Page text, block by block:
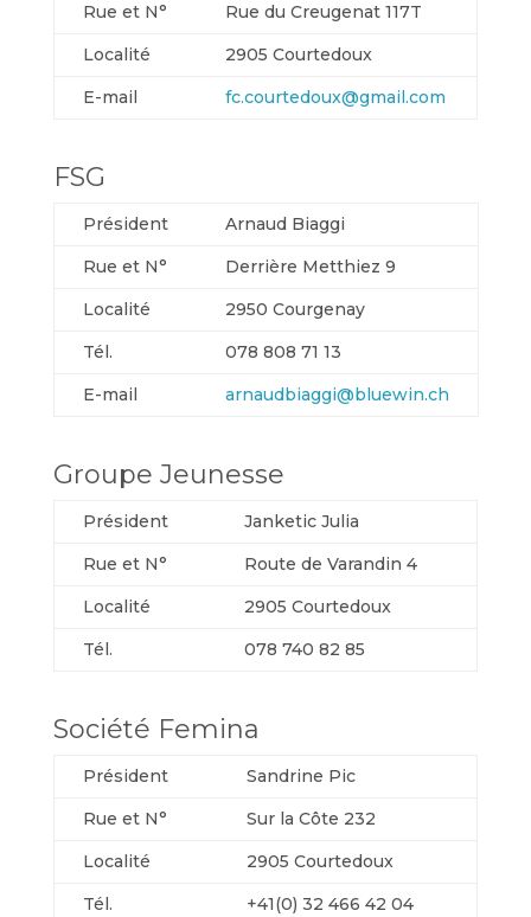
Rue et N°
Rue du Creugenat 117T
Localité
2905 Courtedoux
E-mail
fc.courtedoux@gmail.com
FSG
Président
Arnaud Biaggi
Rue et N°
Derrière Metthiez 9
Localité
2950 Courgenay
Tél.
078 808 71 13
E-mail
arnaudbiaggi@bluewin.ch
Groupe Jeunesse
Président
Janketic Julia
Rue et N°
Route de Varandin 4
Localité
2905 Courtedoux
Tél.
078 740 82 85
Société Femina
Président
Sandrine Pic
Rue et N°
Sur la Côte 232
Localité
2905 Courtedoux
Tél.
+41(0) 32 466 42 04